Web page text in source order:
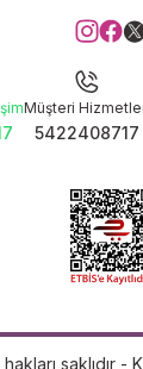
Müşteri
5422408717
saklıdır -